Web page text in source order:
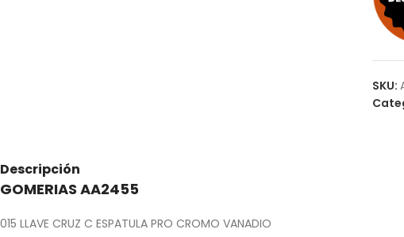
SKU:
Descripción
GOMERIAS AA2455
015 LLAVE CRUZ C ESPATULA PRO CROMO VANADIO